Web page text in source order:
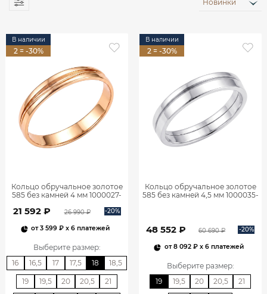
Новинки
В наличии
2 = -30%
Кольцо обручальное золотое
585 без камней 4 мм 1000027-
21 592 ₽ 26 990 ₽ -20%
от3 599 ₽ x 6 платежей
Выберите размер:
16
16,5 17 17,5 18 18,5
19 19,5 20 20,5 21
В наличии
2 = -30%
Кольцо обручальное золотое
585 без камней 4,5 мм 1000035-
48 552 ₽ 60 690 ₽ -20%
от8 092 ₽x 6 платежей
Выберите размер:
19
19,5 20 20,5 21